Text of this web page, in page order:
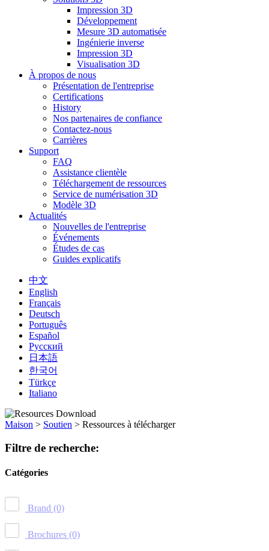
Impression 3D
Développement
Mesure 3D automatisée
Ingénierie inverse
Impression 3D
Visualisation 3D
À propos de nous
Présentation de l'entreprise
Certifications
History
Nos partenaires de confiance
Contactez-nous
Carrières
Support
FAQ
Assistance clientèle
Téléchargement de ressources
Service de numérisation 3D
Modèle 3D
Actualités
Nouvelles de l'entreprise
Événements
Études de cas
Guides explicatifs
中文
English
Français
Deutsch
Português
Español
Русский
日本語
한국어
Türkçe
Italiano
Maison > Soutien > Ressources à télécharger
Filtre de recherche:
Catégories
Brand (0)
Brochures (0)